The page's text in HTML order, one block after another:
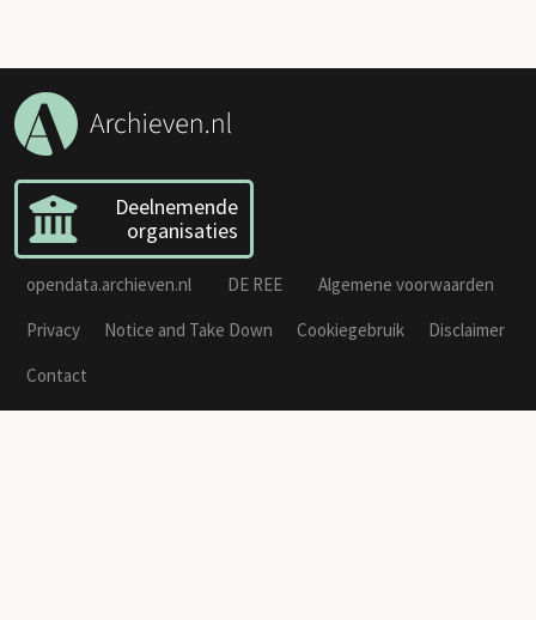
Deelnemende
organisaties
opendata.archieven.nl DE REE
Algemene voorwaarden
Privacy
Notice and Take Down Cookiegebruik
Disclaimer
Contact